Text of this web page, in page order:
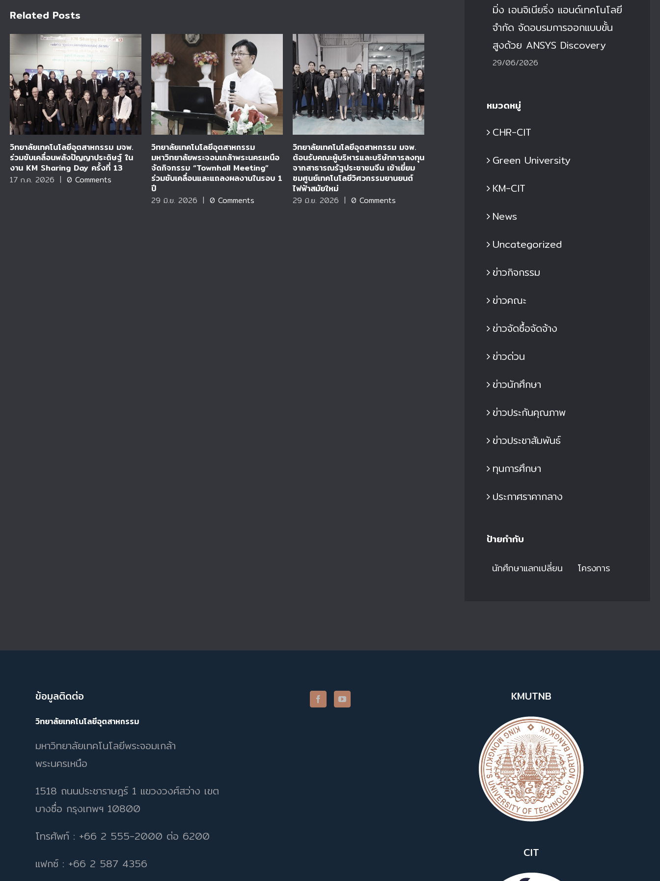
Related Posts
วิทยาลัยเทคโนโลยีอุตสาหกรรม มจพ.
ร่วมขับเคลื่อนพลังปัญญาประดิษฐ์ ใน
งาน KM Sharing Day ครั้งที่ 13
17 ก.ค. 2026 | 0 Comments
วิทยาลัยเทคโนโลยีอุตสาหกรรม
มหาวิทยาลัยพระจอมเกล้าพระนครเหนือ
จัดกิจกรรม “Townhall Meeting”
ร่วมขับเคลื่อนและแถลงผลงานในรอบ 1
ปี
29 มิ.ย. 2026 | 0 Comments
วิทยาลัยเทคโนโลยีอุตสาหกรรม มจพ.
ต้อนรับคณะผู้บริหารและบริษัทการลงทุน
จากสาธารณรัฐประชาชนจีน เข้าเยี่ยม
ชมศูนย์เทคโนโลยีวิศวกรรมยานยนต์
ไฟฟ้าสมัยใหม่
29 มิ.ย. 2026 | 0 Comments
ร่วมกับ บริษัท ไดน่า ฟอร์มมิ่ง เอนจิเนีย
มิ่ง เอนจิเนียริ่ง แอนด์เทคโนโลยี
จำกัด จัดอบรมการออกแบบขั้น
สูงด้วย ANSYS Discovery
29/06/2026
หมวดหมู่
CHR-CIT
Green University
KM-CIT
News
Uncategorized
ข่าวกิจกรรม
ข่าวคณะ
ข่าวจัดซื้อจัดจ้าง
ข่าวด่วน
ข่าวนักศึกษา
ข่าวประกันคุณภาพ
ข่าวประชาสัมพันธ์
ทุนการศึกษา
ประกาศราคากลาง
ป้ายกำกับ
นักศึกษาแลกเปลี่ยน โครงการ
ข้อมูลติดต่อ
วิทยาลัยเทคโนโลยีอุตสาหกรรม
มหาวิทยาลัยเทคโนโลยีพระจอมเกล้า
พระนครเหนือ
1518 ถนนประชาราษฎร์ 1 แขวงวงศ์สว่าง เขต
บางซื่อ กรุงเทพฯ 10800
โทรศัพท์ : +66 2 555-2000 ต่อ 6200
แฟกซ์ : +66 2 587 4356
KMUTNB
CIT